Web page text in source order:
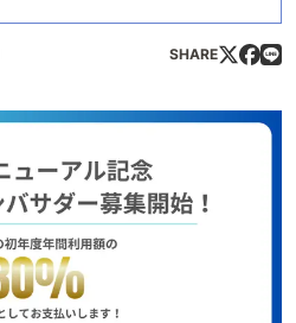
SHARE